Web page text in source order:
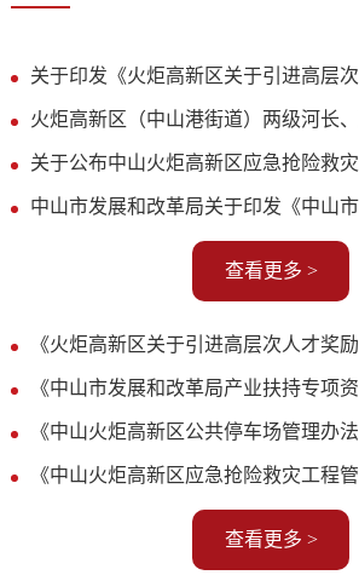
火炬高新区（中山港街道）两级河长
查看更多 >
《中山火炬高新区公共停车场管理办
查看更多 >